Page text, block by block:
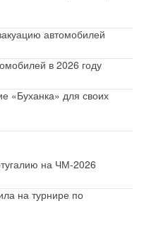
автомобилей
в 2026 году
«Буханка» для своих
на ЧМ-2026
на турнире по